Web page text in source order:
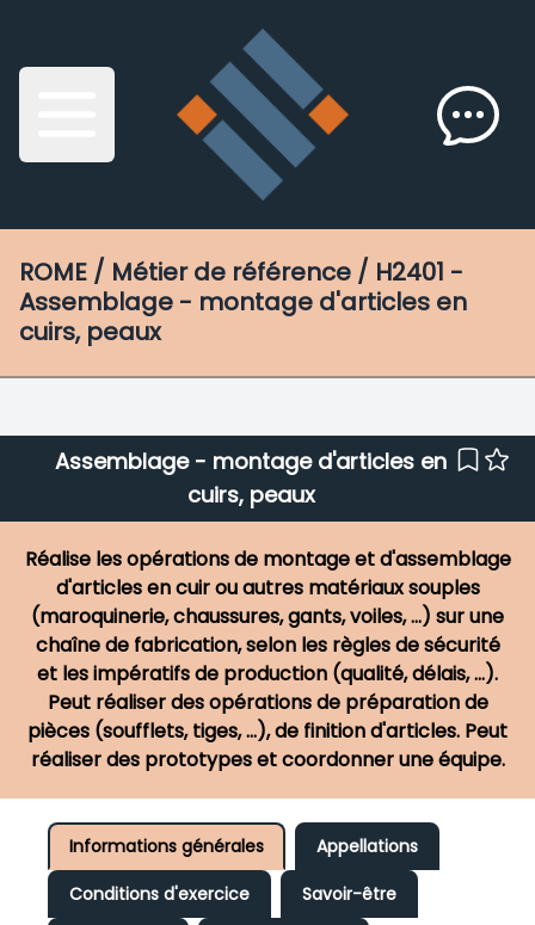
ROME / Métier de référence / H2401 -
Assemblage - montage d'articles en
cuirs, peaux
Assemblage - montage d'articles en
cuirs, peaux
Réalise les opérations de montage et d'assemblage
d'articles en cuir ou autres matériaux souples
(maroquinerie, chaussures, gants, voiles, ...) sur une
chaîne de fabrication, selon les règles de sécurité
et les impératifs de production (qualité, délais, ...).
Peut réaliser des opérations de préparation de
pièces (soufflets, tiges, ...), de finition d'articles. Peut
réaliser des prototypes et coordonner une équipe.
Informations générales
Appellations
Conditions d'exercice
Savoir-être